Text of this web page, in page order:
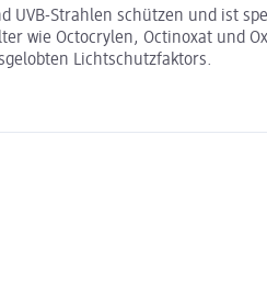
UVB-Strahlen schützen und ist
wie Octocrylen, Octinoxat und
Lichtschutzfaktors.